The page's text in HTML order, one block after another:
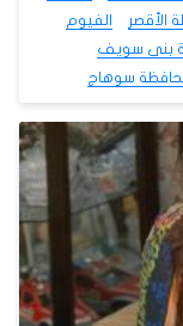
الأقصر
الفيوم
بنى سويف
سوهاج